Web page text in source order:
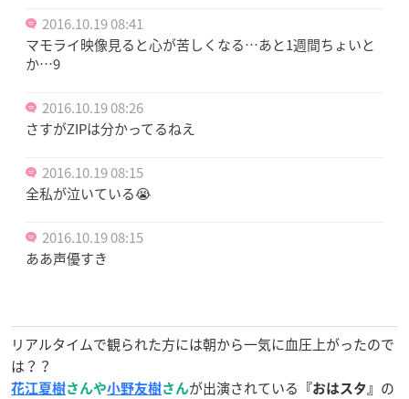
2016.10.19 08:41
マモライ映像見ると心が苦しくなる…あと1週間ちょいと
か…9
2016.10.19 08:26
さすがZIPは分かってるねえ
2016.10.19 08:15
全私が泣いている😭
2016.10.19 08:15
ああ声優すき
リアルタイムで観られた方には朝から一気に血圧上がったので
は？？
花江夏樹さんや小野友樹さんが出演されている 『おはスタ』 の